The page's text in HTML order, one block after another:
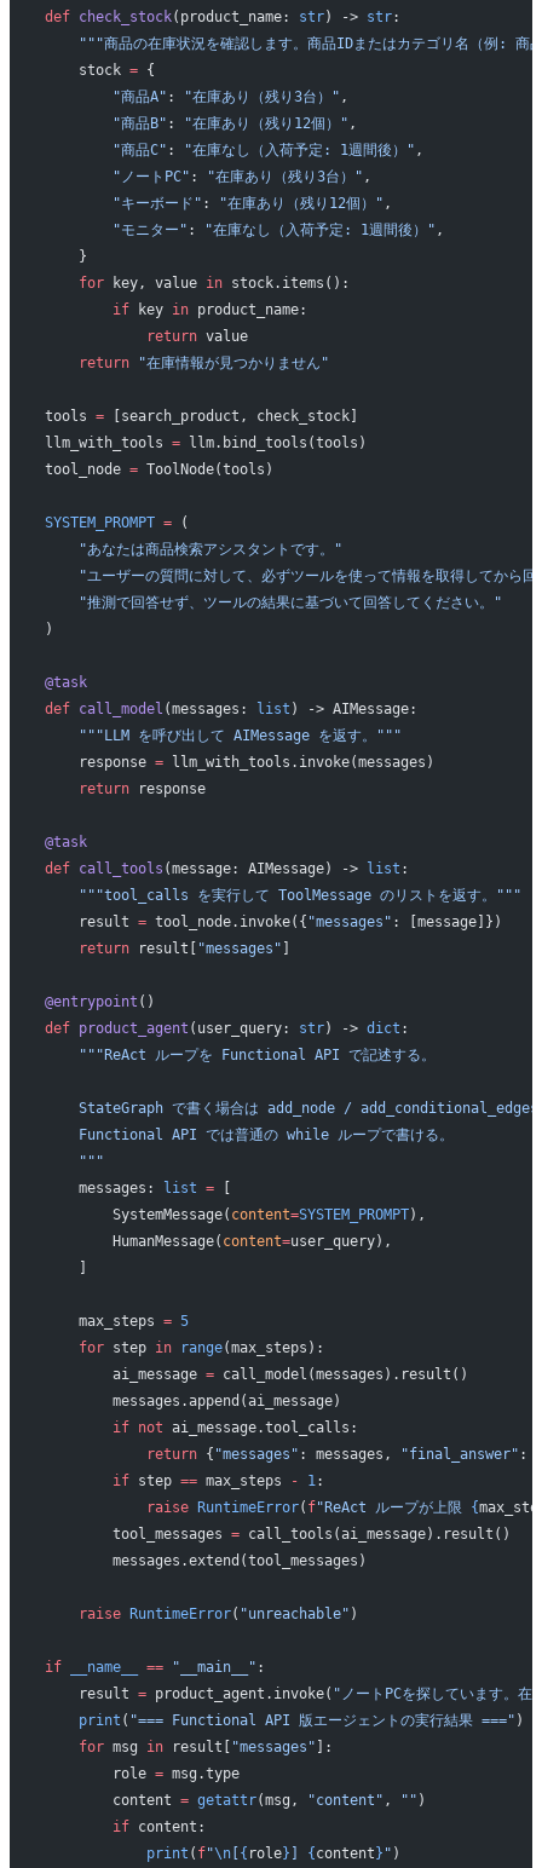
def check_stock(product_name: str) -> str:
"""商品の在庫状況を確認します。商品IDまたはカテゴリ名（例: 商
    stock
= {
        "商品A"
: "在庫あり（残り3台）" ,
        "商品B"
: "在庫あり（残り12個）" ,
        "商品C"
: "在庫なし（入荷予定: 1週間後）" ,
        "ノートPC"
: "在庫あり（残り3台）" ,
        "キーボード"
: "在庫あり（残り12個）" ,
        "モニター"
: "在庫なし（入荷予定: 1週間後）" ,
    }
    for
key, value in stock.items():
        if
key in product_name:
            return
value
    return
"在庫情報が見つかりません"
tools = [search_product, check_stock]
llm_with_tools = llm.bind_tools(tools)
tool_node = ToolNode(tools)
SYSTEM_PROMPT = (
    "あなたは商品検索アシスタントです。"
"ユーザーの質問に対して、必ずツールを使って情報を取得してから回
    "推測で回答せず、ツールの結果に基づいて回答してください。"
)
@task
def call_model (messages: list ) -> AIMessage:
    """LLM を呼び出して AIMessage を返す。"""
    response
= llm_with_tools.invoke(messages)
    return
response
@task
def call_tools (message: AIMessage) -> list :
    """tool_calls を実行して ToolMessage のリストを返す。"""
    result
= tool_node.invoke({ "messages" : [message]})
    return
result[ "messages" ]
@entrypoint ()
def product_agent (user_query: str) -> dict :
    """ReAct ループを Functional API で記述する。
StateGraph で書く場合は add_node / add_conditional_edges
    Functional API では普通の while ループで書ける。
    """
    messages:
list = [
        SystemMessage(
content=SYSTEM_PROMPT),
        HumanMessage(
content=user_query),
    ]
    max_steps
= 5
    for
step in range(max_steps):
        ai_message
= call_model(messages).result()
        messages.append(ai_message)
        if
not ai_message.tool_calls:
            return
{ "messages" : messages, "final_answer" :
        if
step == max_steps - 1 :
            raise
RuntimeError( f"ReAct ループが上限 {
        tool_messages
= call_tools(ai_message).result()
        messages.extend(tool_messages)
    raise
RuntimeError( "unreachable" )
if __name__ == "__main__" :
    result
= product_agent.invoke( "ノートPCを探しています。在
    print
( "=== Functional API 版エージェントの実行結果 ===" )
    for
msg in result[ "messages" ]:
        role
= msg.type
        content
= getattr(msg, "content" , "" )
        if
content:
            print
( f"\n[{ role} ] {content} " )